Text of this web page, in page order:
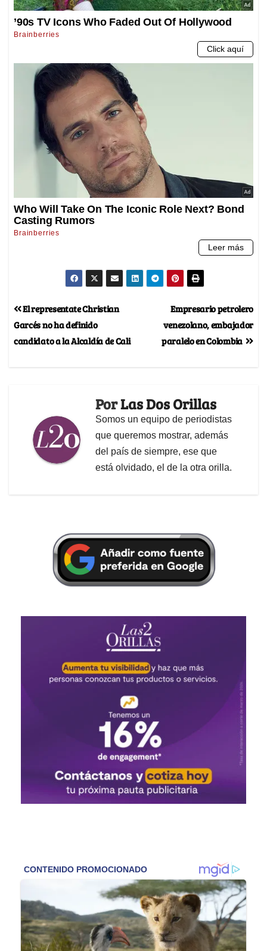
Empresario petrolero
venezolano, embajador
paralelo en Colombia
El representate Christian
Garcés no ha definido
candidato a la Alcaldía de Cali
PorLas Dos Orillas
Somos un equipo de periodistas
que queremos mostrar, además
del país de siempre, ese que
está olvidado, el de la otra orilla.